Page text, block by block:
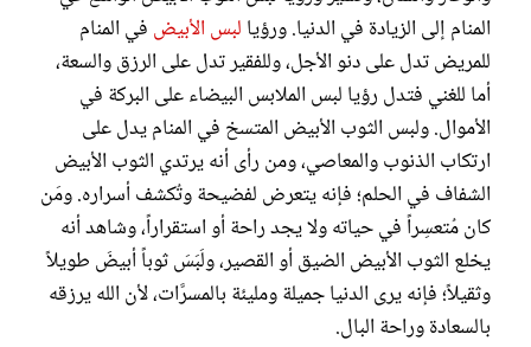
المنام إلى الزيادة في الدنيا. ورؤيا لبس الأبيض في المنام
للمريض تدل على دنو الأجل، وللفقير تدل على الرزق والسعة،
أما للغني فتدل رؤيا لبس الملابس البيضاء على البركة في
الأموال. ولبس الثوب الأبيض المتسخ في المنام يدل على
ارتكاب الذنوب والمعاصي، ومن رأى أنه يرتدي الثوب الأبيض
الشفاف في الحلم؛ فإنه يتعرض لفضيحة وتُكشف أسراره. ومَن
كان مُتعسِراً في حياته ولا يجد راحة أو استقراراً، وشاهد أنه
يخلع الثوب الأبيض الضيق أو القصير، ولَبَسَ ثوباً أبيضَ طويلاً
وثقيلاً؛ فإنه يرى الدنيا جميلة ومليئة بالمسرَّات، لأن الله يرزقه
بالسعادة وراحة البال.